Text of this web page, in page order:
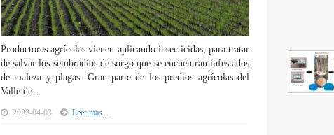
Productores agrícolas vienen aplicando insecticidas, para tratar
de salvar los sembradíos de sorgo que se encuentran infestados
de maleza y plagas. Gran parte de los predios agrícolas del
Valle de...
2022-04-03 Leer mas...